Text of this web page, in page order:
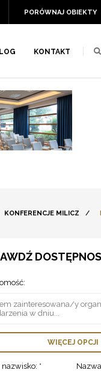
PORÓWNAJ OBIEKTY
KONTAKT
KONFERENCJE MILICZ /
WIĘCEJ OPCJI
*